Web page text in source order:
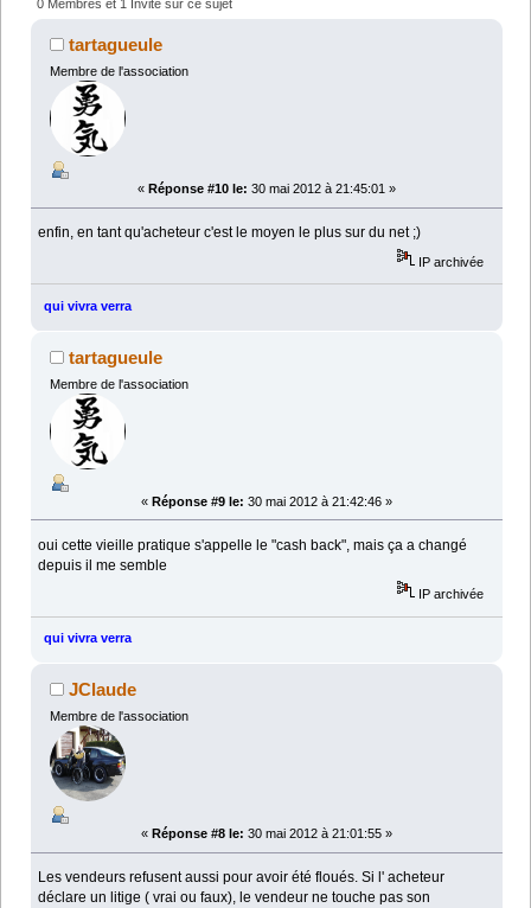
0 Membres et 1 Invité sur ce sujet
tartagueule
Membre de l'association
« Réponse #10 le: 30 mai 2012 à 21:45:01 »
enfin, en tant qu'acheteur c'est le moyen le plus sur du net ;)
IP archivée
qui vivra verra
tartagueule
Membre de l'association
« Réponse #9 le: 30 mai 2012 à 21:42:46 »
oui cette vieille pratique s'appelle le "cash back", mais ça a changé
depuis il me semble
IP archivée
qui vivra verra
JClaude
Membre de l'association
« Réponse #8 le: 30 mai 2012 à 21:01:55 »
Les vendeurs refusent aussi pour avoir été floués. Si l' acheteur
déclare un litige ( vrai ou faux), le vendeur ne touche pas son